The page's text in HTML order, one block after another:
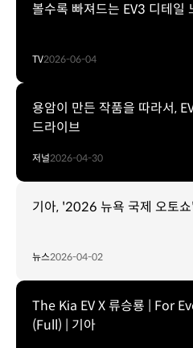
볼수록 빠져드는 EV3 디테일
TV2026-06-04
용암이 만든 작품을 따라서,
드라이브
저널2026-04-30
기아, '2026 뉴욕 국제 오토
뉴스2026-04-02
The Kia EV X 류승룡 | For
(Full) | 기아